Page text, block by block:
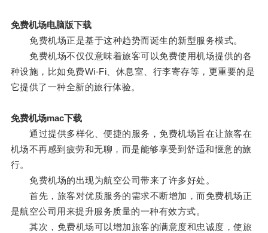
免费机场电脑版下载
免费机场正是基于这种趋势而诞生的新型服务模式。
免费机场不仅仅意味着旅客可以免费使用机场提供的各
种设施，比如免费Wi-Fi、休息室、行李寄存等，更重要的是
它提供了一种全新的旅行体验。
免费机场mac下载
通过提供多样化、便捷的服务，免费机场旨在让旅客在
机场不再感到疲劳和无聊，而是能够享受到舒适和惬意的旅
行。
免费机场的出现为航空公司带来了许多好处。
首先，旅客对优质服务的需求不断增加，而免费机场正
是航空公司用来提升服务质量的一种有效方式。
其次，免费机场可以增加旅客的满意度和忠诚度，使旅